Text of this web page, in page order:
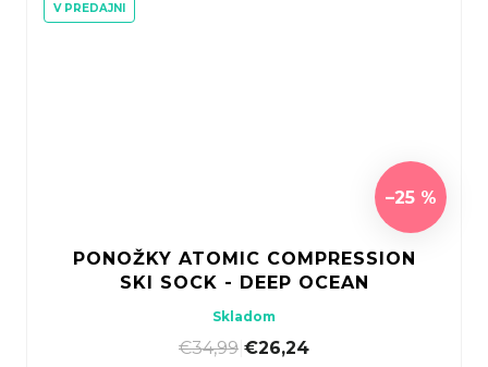
V PREDAJNI
–25 %
PONOŽKY ATOMIC COMPRESSION
SKI SOCK - DEEP OCEAN
Skladom
€34,99 €26,24